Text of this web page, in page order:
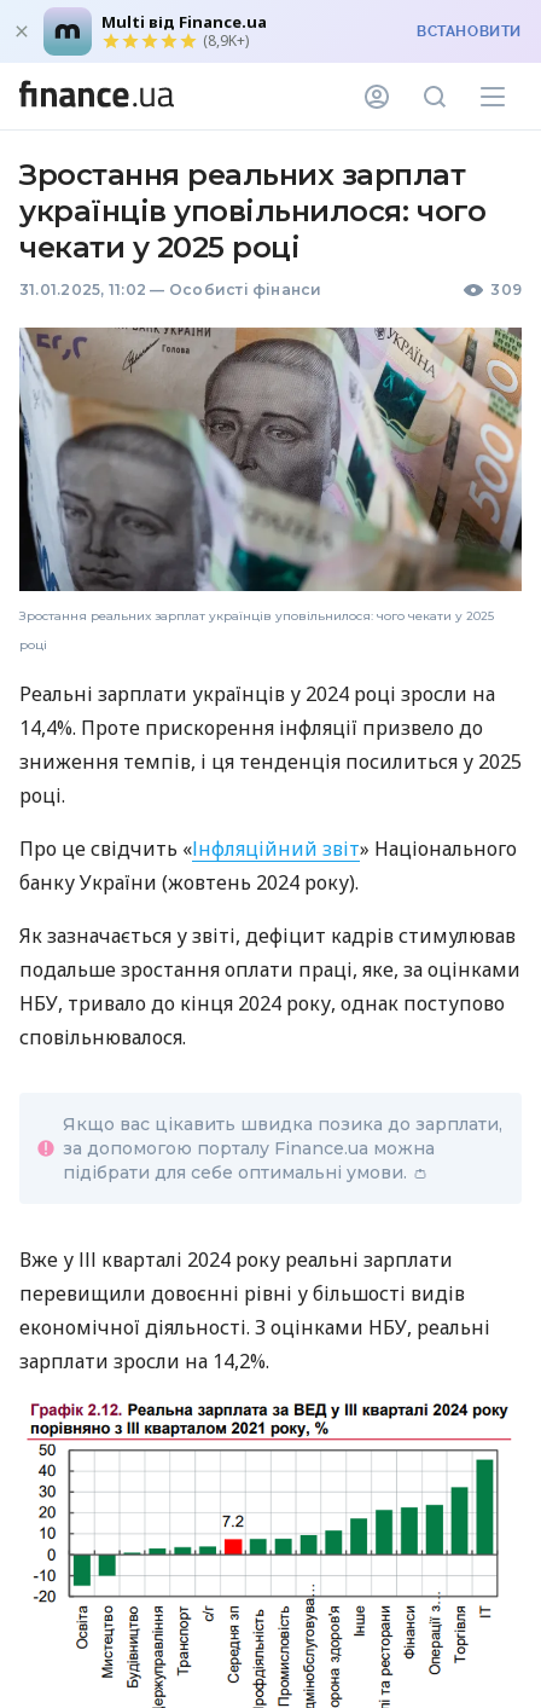
Multi від Finance.ua
(8,9K+) ВСТАНОВИТИ
Зростання реальних зарплат
українців уповільнилося: чого
чекати у 2025 році
31.01.2025, 11:02 — Особисті фінанси 309
Зростання реальних зарплат українців уповільнилося: чого чекати у 2025
році
Реальні зарплати українців у 2024 році зросли на
14,4%. Проте прискорення інфляції призвело до
зниження темпів, і ця тенденція посилиться у 2025
році.
Про це свідчить «Інфляційний звіт» Національного
банку України (жовтень 2024 року).
Як зазначається у звіті, дефіцит кадрів стимулював
подальше зростання оплати праці, яке, за оцінками
НБУ, тривало до кінця 2024 року, однак поступово
сповільнювалося.
Якщо вас цікавить швидка позика до зарплати,
за допомогою порталу Finance.ua можна
підібрати для себе оптимальні умови. 👛
Вже у ІІІ кварталі 2024 року реальні зарплати
перевищили довоєнні рівні у більшості видів
економічної діяльності. З оцінками НБУ, реальні
зарплати зросли на 14,2%.